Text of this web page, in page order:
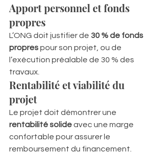
Apport personnel et fonds
propres
L’ONG doit justifier de 30 % de fonds
propres pour son projet, ou de
l’exécution préalable de 30 % des
travaux.
Rentabilité et viabilité du
projet
Le projet doit démontrer une
rentabilité solide avec une marge
confortable pour assurer le
remboursement du financement.